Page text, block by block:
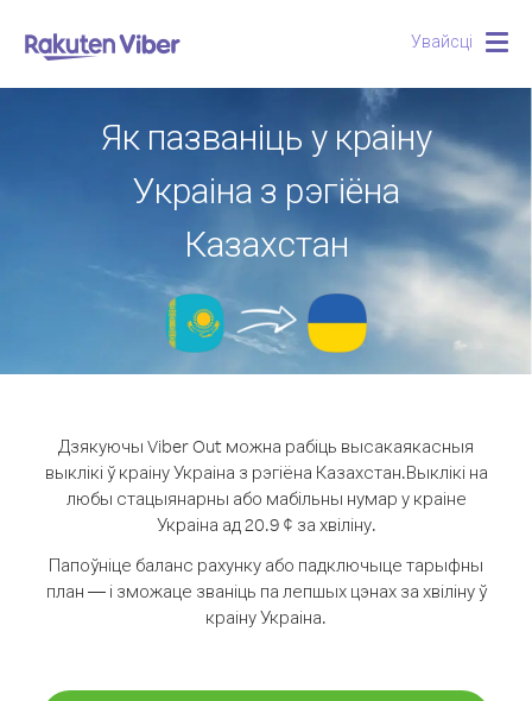
Увайсці
Як пазваніць у краіну
Украіна з рэгіёна
Казахстан
Дзякуючы Viber Out можна рабіць высакаякасныя
выклікі ў краіну Украіна з рэгіёна Казахстан.Выклікі на
любы стацыянарны або мабільны нумар у краіне
Украіна ад 20.9 ¢ за хвіліну.
Папоўніце баланс рахунку або падключыце тарыфны
план — і зможаце званіць па лепшых цэнах за хвіліну ў
краіну Украіна.